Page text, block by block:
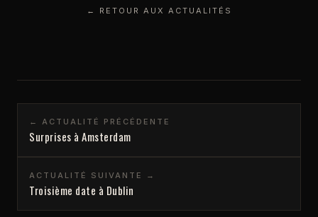
← RETOUR AUX ACTUALITÉS
← ACTUALITÉ PRÉCÉDENTE
Surprises à Amsterdam
ACTUALITÉ SUIVANTE →
Troisième date à Dublin